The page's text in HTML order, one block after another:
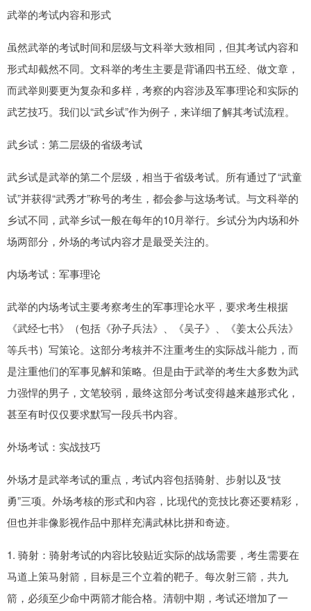
武举的考试内容和形式
虽然武举的考试时间和层级与文科举大致相同，但其考试内容和
形式却截然不同。文科举的考生主要是背诵四书五经、做文章，
而武举则要更为复杂和多样，考察的内容涉及军事理论和实际的
武艺技巧。我们以“武乡试”作为例子，来详细了解其考试流程。
武乡试：第二层级的省级考试
武乡试是武举的第二个层级，相当于省级考试。所有通过了“武童
试”并获得“武秀才”称号的考生，都会参与这场考试。与文科举的
乡试不同，武举乡试一般在每年的10月举行。乡试分为内场和外
场两部分，外场的考试内容才是最受关注的。
内场考试：军事理论
武举的内场考试主要考察考生的军事理论水平，要求考生根据
《武经七书》（包括《孙子兵法》、《吴子》、《姜太公兵法》
等兵书）写策论。这部分考核并不注重考生的实际战斗能力，而
是注重他们的军事见解和策略。但是由于武举的考生大多数为武
力强悍的男子，文笔较弱，最终这部分考试变得越来越形式化，
甚至有时仅仅要求默写一段兵书内容。
外场考试：实战技巧
外场才是武举考试的重点，考试内容包括骑射、步射以及“技
勇”三项。外场考核的形式和内容，比现代的竞技比赛还要精彩，
但也并非像影视作品中那样充满武林比拼和奇迹。
1. 骑射：骑射考试的内容比较贴近实际的战场需要，考生需要在
马道上策马射箭，目标是三个立着的靶子。每次射三箭，共九
箭，必须至少命中两箭才能合格。清朝中期，考试还增加了一